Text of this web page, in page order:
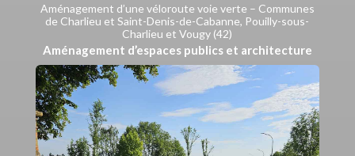
Aménagement d’une véloroute voie verte – Communes
de Charlieu et Saint-Denis-de-Cabanne, Pouilly-sous-
Charlieu et Vougy (42)
Aménagement d’espaces publics et architecture